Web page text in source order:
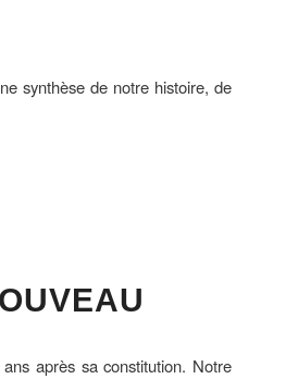
synthèse de notre histoire, de
après sa constitution. Notre